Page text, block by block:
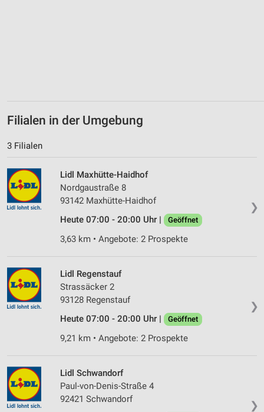
Filialen in der Umgebung
3 Filialen
❯
Lidl Maxhütte-Haidhof
Nordgaustraße 8
93142 Maxhütte-Haidhof
Heute 07:00 - 20:00 Uhr |
Geöffnet
3,63 km • Angebote: 2 Prospekte
❯
Lidl Regenstauf
Strassäcker 2
93128 Regenstauf
Heute 07:00 - 20:00 Uhr |
Geöffnet
9,21 km • Angebote: 2 Prospekte
❯
Lidl Schwandorf
Paul-von-Denis-Straße 4
92421 Schwandorf